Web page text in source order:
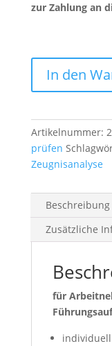
zur Zahlung an
Plus
II
In den
Artikelnummer:
prüfen
Zeugnisanalyse
Beschreibung
Zusätzliche
für